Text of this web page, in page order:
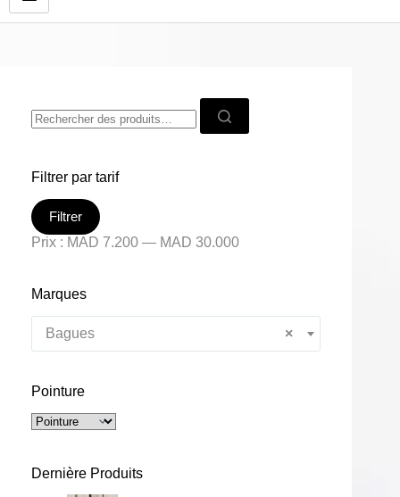
Filtrer par tarif
Filtrer
Prix : MAD 7.200 — MAD 30.000
Marques
×
Bagues
Pointure
Dernière Produits